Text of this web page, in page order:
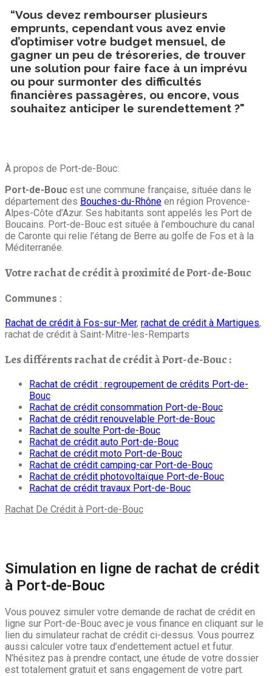
“Vous devez rembourser plusieurs
emprunts, cependant vous avez envie
d’optimiser votre budget mensuel, de
gagner un peu de trésoreries, de trouver
une solution pour faire face à un imprévu
ou pour surmonter des difficultés
financières passagères, ou encore, vous
souhaitez anticiper le surendettement ?"
À propos de Port-de-Bouc:
Port-de-Bouc est une commune française, située dans le
département des Bouches-du-Rhône en région Provence-
Alpes-Côte d’Azur. Ses habitants sont appelés les Port de
Boucains. Port-de-Bouc est située à l’embouchure du canal
de Caronte qui relie l’étang de Berre au golfe de Fos et à la
Méditerranée.
Votre rachat de crédit à proximité de Port-de-Bouc
Communes :
Rachat de crédit à Fos-sur-Mer, rachat de crédit à Martigues,
rachat de crédit à Saint-Mitre-les-Remparts
Les différents rachat de crédit à Port-de-Bouc :
Rachat de crédit : regroupement de crédits Port-de-
Bouc
Rachat de crédit consommation Port-de-Bouc
Rachat de crédit renouvelable Port-de-Bouc
Rachat de soulte Port-de-Bouc
Rachat de crédit auto Port-de-Bouc
Rachat de crédit moto Port-de-Bouc
Rachat de crédit camping-car Port-de-Bouc
Rachat de crédit photovoltaïque Port-de-Bouc
Rachat de crédit travaux Port-de-Bouc
Rachat De Crédit à Port-de-Bouc
Simulation en ligne de rachat de crédit
à Port-de-Bouc
Vous pouvez simuler votre demande de rachat de crédit en
ligne sur Port-de-Bouc avec je vous finance en cliquant sur le
lien du simulateur rachat de crédit ci-dessus. Vous pourrez
aussi calculer votre taux d’endettement actuel et futur.
N’hésitez pas à prendre contact, une étude de votre dossier
est totalement gratuit et sans engagement de votre part.